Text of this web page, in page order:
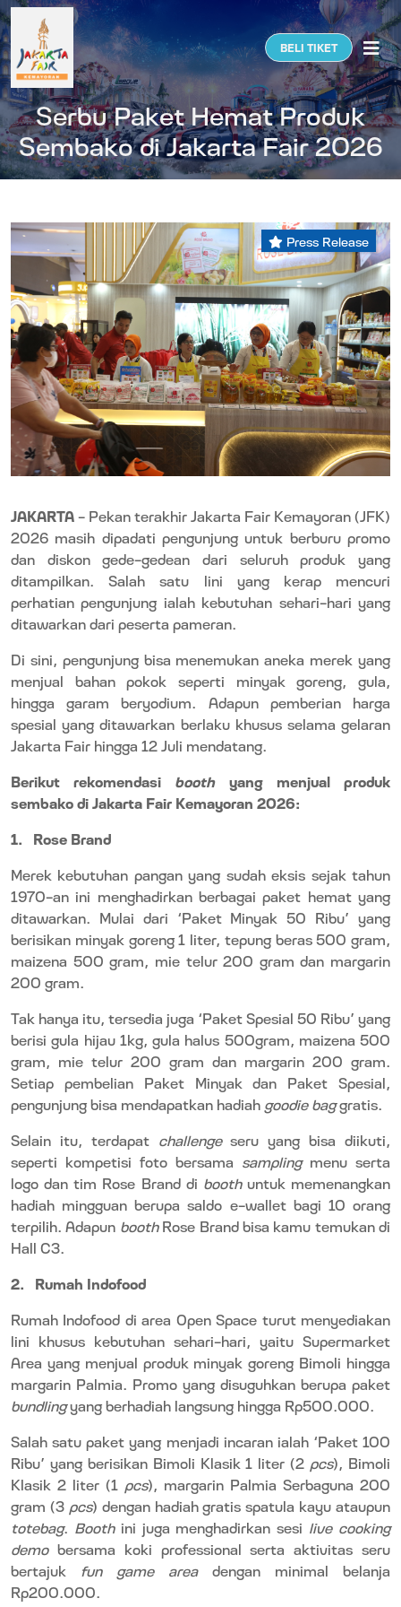
BELI TIKET
Serbu Paket Hemat Produk
Sembako di Jakarta Fair 2026
Press Release
JAKARTA– Pekan terakhir Jakarta Fair Kemayoran (JFK)
2026 masih dipadati pengunjung untuk berburu promo
dan diskon gede-gedean dari seluruh produk yang
ditampilkan. Salah satu lini yang kerap mencuri
perhatian pengunjung ialah kebutuhan sehari-hari yang
ditawarkan dari peserta pameran.
Di sini, pengunjung bisa menemukan aneka merek yang
menjual bahan pokok seperti minyak goreng, gula,
hingga garam beryodium. Adapun pemberian harga
spesial yang ditawarkan berlaku khusus selama gelaran
Jakarta Fair hingga 12 Juli mendatang.
Berikut rekomendasi boothyang menjual produk
sembako di Jakarta Fair Kemayoran 2026:
1.
Rose Brand
Merek kebutuhan pangan yang sudah eksis sejak tahun
1970-an ini menghadirkan berbagai paket hemat yang
ditawarkan. Mulai dari ‘Paket Minyak 50 Ribu’ yang
berisikan minyak goreng 1 liter, tepung beras 500 gram,
maizena 500 gram, mie telur 200 gram dan margarin
200 gram.
Tak hanya itu, tersedia juga ‘Paket Spesial 50 Ribu’ yang
berisi gula hijau 1kg, gula halus 500gram, maizena 500
gram, mie telur 200 gram dan margarin 200 gram.
Setiap pembelian Paket Minyak dan Paket Spesial,
pengunjung bisa mendapatkan hadiah goodie baggratis.
Selain itu, terdapat challengeseru yang bisa diikuti,
seperti kompetisi foto bersama samplingmenu serta
logo dan tim Rose Brand di boothuntuk memenangkan
hadiah mingguan berupa saldo e-wallet bagi 10 orang
terpilih. Adapun boothRose Brand bisa kamu temukan di
Hall C3.
2.
Rumah Indofood
Rumah Indofood di area Open Space turut menyediakan
lini khusus kebutuhan sehari-hari, yaitu Supermarket
Area yang menjual produk minyak goreng Bimoli hingga
margarin Palmia. Promo yang disuguhkan berupa paket
bundlingyang berhadiah langsung hingga Rp500.000.
Salah satu paket yang menjadi incaran ialah ‘Paket 100
Ribu’ yang berisikan Bimoli Klasik 1 liter (2 pcs), Bimoli
Klasik 2 liter (1 pcs), margarin Palmia Serbaguna 200
gram (3 pcs) dengan hadiah gratis spatula kayu ataupun
totebag. Boothini juga menghadirkan sesi live cooking
demobersama koki professional serta aktivitas seru
bertajuk fun game areadengan minimal belanja
Rp200.000.